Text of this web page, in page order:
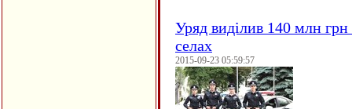
Уряд виділив 140 млн
селах
2015-09-23 05:59:57